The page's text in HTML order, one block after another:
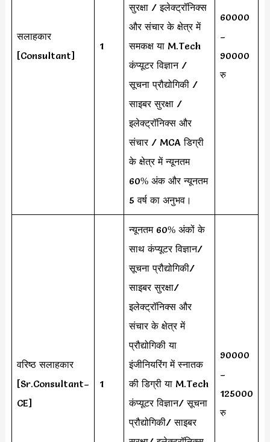
सलाहकार
[Consultant]
1
सुरक्षा / इलेक्ट्रॉनिक्स
और संचार के क्षेत्र में
समकक्ष या M.Tech
कंप्यूटर विज्ञान /
सूचना प्रौद्योगिकी /
साइबर सुरक्षा /
इलेक्ट्रॉनिक्स और
संचार / MCA डिग्री
के क्षेत्र में न्यूनतम
60% अंक और न्यूनतम
5 वर्ष का अनुभव।
60000
–
90000
रु
वरिष्ठ सलाहकार
[Sr.Consultant–
CE]
1
न्यूनतम 60% अंकों के
साथ कंप्यूटर विज्ञान/
सूचना प्रौद्योगिकी/
साइबर सुरक्षा/
इलेक्ट्रॉनिक्स और
संचार के क्षेत्र में
प्रौद्योगिकी या
इंजीनियरिंग में स्नातक
की डिग्री या M.Tech
कंप्यूटर विज्ञान/ सूचना
प्रौद्योगिकी/ साइबर
90000
–
125000
रु